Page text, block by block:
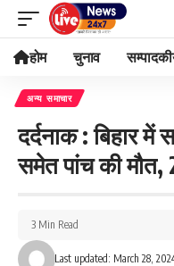
होम चुनाव
अन्य समाचार
दर्दनाक : बिहार में
समेत पांच की
Last updated: March 28,
3 Min Read